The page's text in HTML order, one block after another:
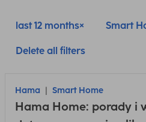
last 12 months Smart
Delete all filters
Hama Smart Home
Hama Home: porady i